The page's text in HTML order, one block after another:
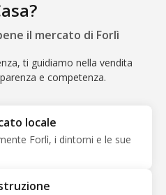
il mercato di Forlì
ti guidiamo nella vendita
e competenza.
locale
Forlì, i dintorni e le sue